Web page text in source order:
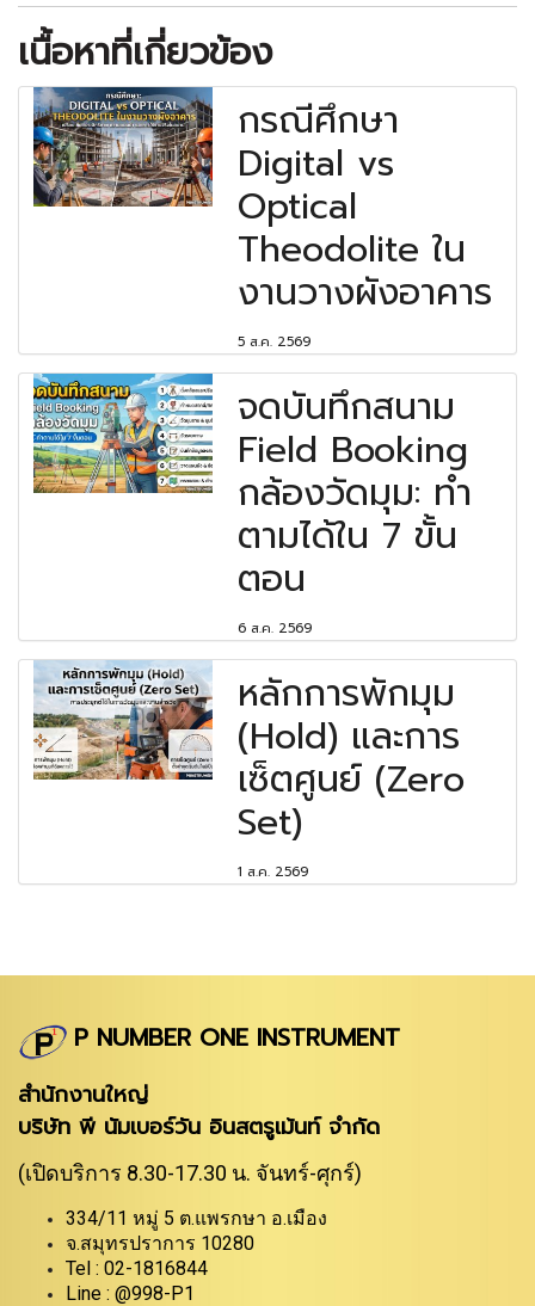
เนื้อหาที่เกี่ยวข้อง
กรณีศึกษา
Digital vs
Optical
Theodolite ใน
งานวางผังอาคาร
5 ส.ค. 2569
จดบันทึกสนาม
Field Booking
กล้องวัดมุม: ทำ
ตามได้ใน 7 ขั้น
ตอน
6 ส.ค. 2569
หลักการพักมุม
(Hold) และการ
เซ็ตศูนย์ (Zero
Set)
1 ส.ค. 2569
P NUMBER ONE INSTRUMENT
สำนักงานใหญ่
บริษัท พี นัมเบอร์วัน อินสตรูเม้นท์ จำกัด
(เปิดบริการ 8.30-17.30 น. จันทร์-ศุกร์)
334/11 หมู่ 5 ต.แพรกษา อ.เมือง
จ.สมุทรปราการ 10280
Tel : 02-1816844
Line : @998-P1